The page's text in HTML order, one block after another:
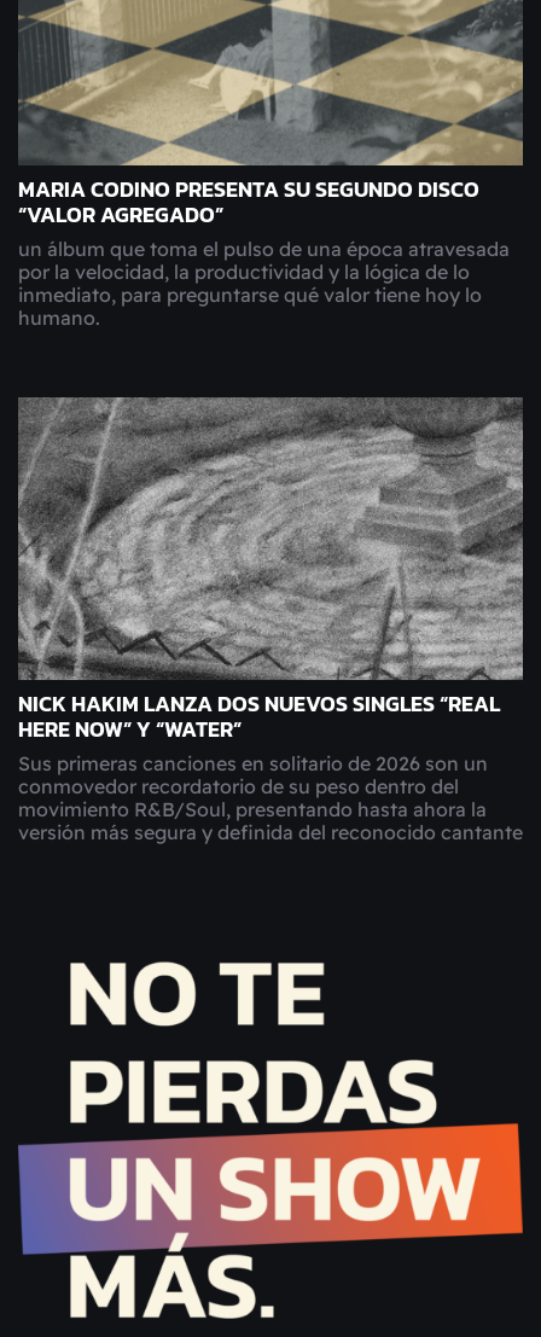
MARIA CODINO PRESENTA SU SEGUNDO DISCO
“VALOR AGREGADO”
un álbum que toma el pulso de una época atravesada
por la velocidad, la productividad y la lógica de lo
inmediato, para preguntarse qué valor tiene hoy lo
humano.
NICK HAKIM LANZA DOS NUEVOS SINGLES “REAL
HERE NOW” Y “WATER”
Sus primeras canciones en solitario de 2026 son un
conmovedor recordatorio de su peso dentro del
movimiento R&B/Soul, presentando hasta ahora la
versión más segura y definida del reconocido cantante